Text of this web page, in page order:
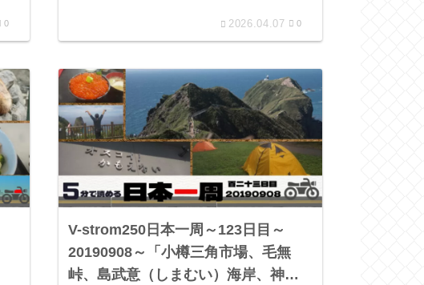
0 2026.04.07 0
V-strom250日本一周～123日目～
20190908～「小樽三角市場、毛無
峠、島武意（しまむい）海岸、神威